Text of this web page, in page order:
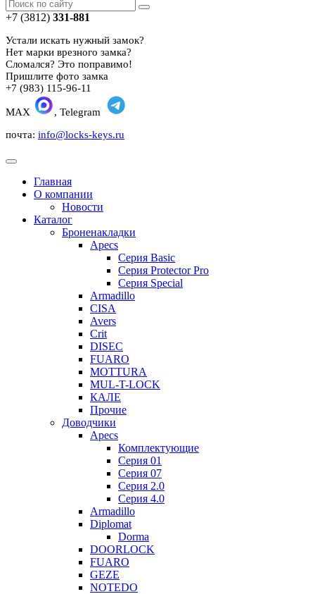
+7 (3812) 331-881
Устали искать нужный замок?
Нет марки врезного замка?
Сломался? Это поправимо!
Пришлите фото замка
+7 (983) 115-96-11
MAX
, Telegram
почта: info@locks-keys.ru
Главная
О компании
Новости
Каталог
Броненакладки
Apecs
Серия Basic
Серия Protector Pro
Серия Special
Armadillo
CISA
Avers
Crit
DISEC
FUARO
MOTTURA
MUL-T-LOCK
КАЛЕ
Прочие
Доводчики
Apecs
Комплектующие
Серия 01
Серия 07
Серия 2.0
Серия 4.0
Armadillo
Diplomat
Dorma
DOORLOCK
FUARO
GEZE
NOTEDO